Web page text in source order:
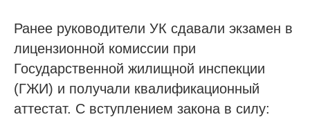
Ранее руководители УК сдавали экзамен в
лицензионной комиссии при
Государственной жилищной инспекции
(ГЖИ) и получали квалификационный
аттестат. С вступлением закона в силу: